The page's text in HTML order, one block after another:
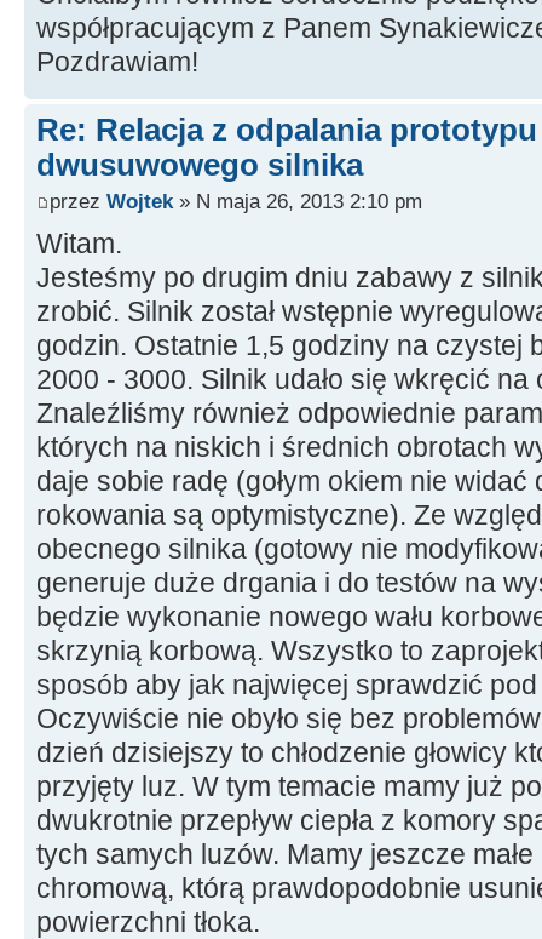
współpracującym z Panem
Pozdrawiam!
Re: Relacja z odpalania
dwusuwowego silnika
przez Wojtek » N maja 26, 2013 2:10 pm
Witam.
Jesteśmy po drugim dniu zabawy z
zrobić. Silnik został wstępnie
godzin. Ostatnie 1,5 godziny na czystej
2000 - 3000. Silnik udało się wkręcić na
Znaleźliśmy również odpowiednie
których na niskich i średnich obrotach
daje sobie radę (gołym okiem nie widać
rokowania są optymistyczne). Ze
obecnego silnika (gotowy nie
generuje duże drgania i do testów na
będzie wykonanie nowego wału
skrzynią korbową. Wszystko to
sposób aby jak najwięcej sprawdzić
Oczywiście nie obyło się bez
dzień dzisiejszy to chłodzenie głowicy
przyjęty luz. W tym temacie mamy już
dwukrotnie przepływ ciepła z komory
tych samych luzów. Mamy jeszcze
chromową, którą prawdopodobnie
powierzchni tłoka.